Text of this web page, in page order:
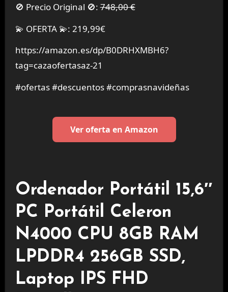
🚫 Precio Original 🚫:748,00 €
💫 OFERTA 💫: 219,99€
https://amazon.es/dp/B0DRHXMBH6?
tag=cazaofertasaz-21
#ofertas #descuentos #comprasnavideñas
Ver oferta en Amazon
Ordenador Portátil 15,6″
PC Portátil Celeron
N4000 CPU 8GB RAM
LPDDR4 256GB SSD,
Laptop IPS FHD